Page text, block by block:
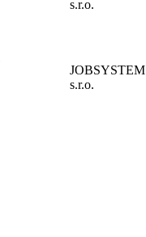
s.r.o.
JOBSYSTEM
s.r.o.